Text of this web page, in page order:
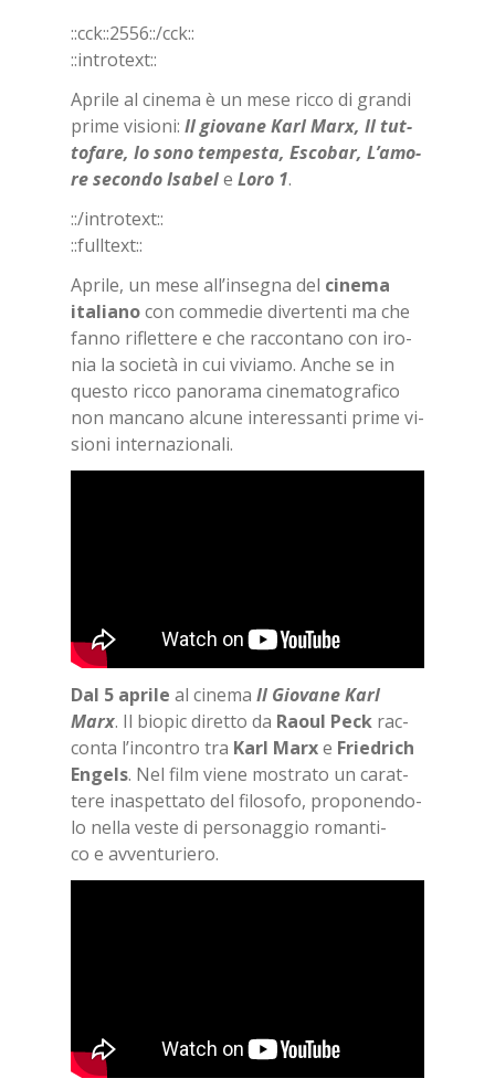
::cck::2556::/​cck::
::in­tro­text::
Apri­le al ci­ne­ma è un mese ric­co di gran­di
pri­me vi­sio­ni: Il gio­va­ne Karl Marx, Il tut­
to­fa­re, Io sono tem­pe­sta, Esco­bar, L’a­mo­
re se­con­do Isa­bele Loro 1.
::/in­tro­text::
::full­text::
Apri­le, un mese al­l’in­se­gna del ci­ne­ma
ita­lia­nocon com­me­die di­ver­ten­ti ma che
fan­no ri­flet­te­re e che rac­con­ta­no con iro­
nia la so­cie­tà in cui vi­via­mo. An­che se in
que­sto ric­co pa­no­ra­ma ci­ne­ma­to­gra­fi­co
non man­ca­no al­cu­ne in­te­res­san­ti pri­me vi­
sio­ni in­ter­na­zio­na­li.
Dal 5 apri­le al ci­ne­ma Il Gio­va­ne Karl
Marx. Il bio­pic di­ret­to da Raoul Peck rac­
con­ta l’in­con­tro tra Karl Marxe Frie­dri­ch
En­gels. Nel film vie­ne mo­stra­to un ca­rat­
te­re ina­spet­ta­to del fi­lo­so­fo, pro­po­nen­do­
lo nel­la ve­ste di per­so­nag­gio ro­man­ti­
co e av­ven­tu­rie­ro.